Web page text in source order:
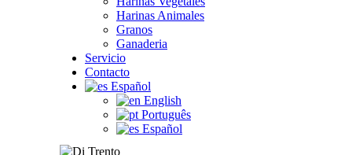
Harinas Animales
Granos
Ganaderia
Servicio
Contacto
Español
English
Português
Español